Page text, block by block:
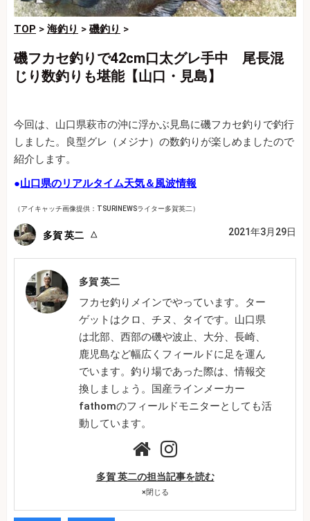
TOP > 海釣り > 磯釣り >
磯フカセ釣りで42cm口太グレ手中 尾長混
じり数釣りも堪能【山口・見島】
今回は、山口県萩市の沖に浮かぶ見島に磯フカセ釣りで釣行
しました。良型グレ（メジナ）の数釣りが楽しめましたので
紹介します。
●山口県のリアルタイム天気＆風波情報
（アイキャッチ画像提供：TSURINEWSライター多賀英二）
多賀 英二 2021年3月29日
多賀 英二
フカセ釣りメインでやっています。ター
ゲットはクロ、チヌ、タイです。山口県
は北部、西部の磯や波止、大分、長崎、
鹿児島など幅広くフィールドに足を運ん
でいます。釣り場であった際は、情報交
換しましょう。国産ラインメーカー
fathomのフィールドモニターとしても活
動しています。
多賀 英二の担当記事を読む
×閉じる